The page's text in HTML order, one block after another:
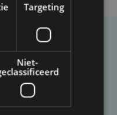
opgemerkt in dit
Targeting
Niet-